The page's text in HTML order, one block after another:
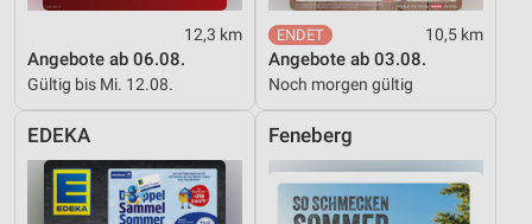
12,3 km
Angebote ab 06.08.
Gültig bis Mi. 12.08.
10,5 km
Angebote ab 03.08.
Noch morgen gültig
EDEKA Feneberg
Verwendung reduzierter Daten zur Auswahl von
IAB-Besonderheiten:
Geräte anhand von aktiv angeforderten
Informationen identifizieren
Nicht-IAB-Verarbeitungszwecke: